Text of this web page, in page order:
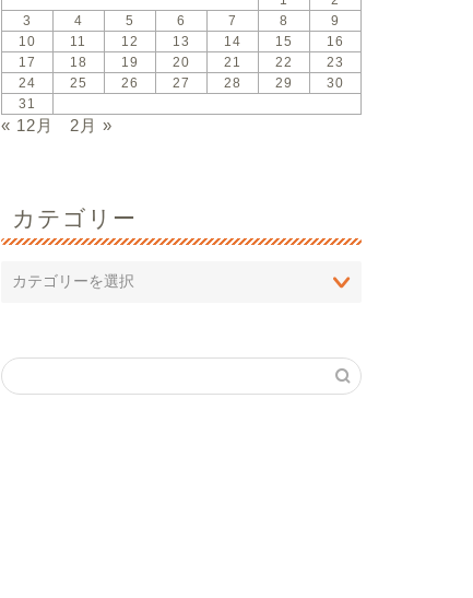
3
4 5 6 7 8
9
10
11 12 13 14 15
16
17
18 19 20 21 22
23
24
25 26 27 28 29
30
31
« 12月 2月 »
カテゴリー